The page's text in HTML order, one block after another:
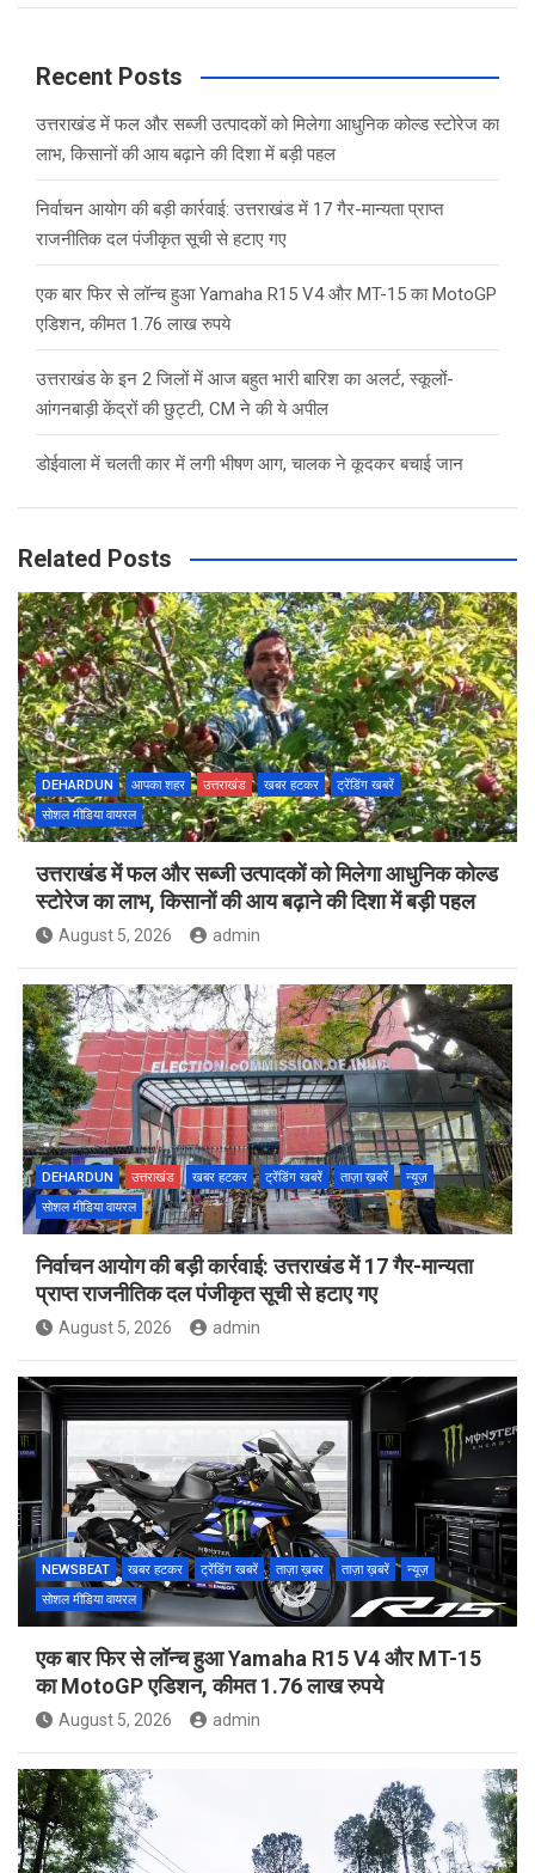
a
c
Recent Posts
उत्तराखंड में फल और सब्जी उत्पादकों को मिलेगा आधुनिक कोल्ड स्टोरेज का
लाभ, किसानों की आय बढ़ाने की दिशा में बड़ी पहल
निर्वाचन आयोग की बड़ी कार्रवाई: उत्तराखंड में 17 गैर-मान्यता प्राप्त
राजनीतिक दल पंजीकृत सूची से हटाए गए
एक बार फिर से लॉन्च हुआ Yamaha R15 V4 और MT-15 का MotoGP
एडिशन, कीमत 1.76 लाख रुपये
उत्तराखंड के इन 2 जिलों में आज बहुत भारी बारिश का अलर्ट, स्कूलों-
आंगनबाड़ी केंद्रों की छुट्टी, CM ने की ये अपील
डोईवाला में चलती कार में लगी भीषण आग, चालक ने कूदकर बचाई जान
Related Posts
DEHARDUN आपका शहर उत्तराखंड खबर हटकर
ट्रेंडिंग खबरें
सोशल मीडिया वायरल
उत्तराखंड में फल और सब्जी उत्पादकों को मिलेगा आधुनिक कोल्ड
स्टोरेज का लाभ, किसानों की आय बढ़ाने की दिशा में बड़ी पहल
August 5, 2026 admin
DEHARDUN उत्तराखंड खबर हटकर ट्रेंडिंग खबरें ताज़ा ख़बरें
न्यूज़
सोशल मीडिया वायरल
निर्वाचन आयोग की बड़ी कार्रवाई: उत्तराखंड में 17 गैर-मान्यता
प्राप्त राजनीतिक दल पंजीकृत सूची से हटाए गए
August 5, 2026 admin
NEWSBEAT खबर हटकर ट्रेंडिंग खबरें ताज़ा ख़बर ताज़ा ख़बरें
न्यूज़
सोशल मीडिया वायरल
एक बार फिर से लॉन्च हुआ Yamaha R15 V4 और MT-15
का MotoGP एडिशन, कीमत 1.76 लाख रुपये
August 5, 2026 admin